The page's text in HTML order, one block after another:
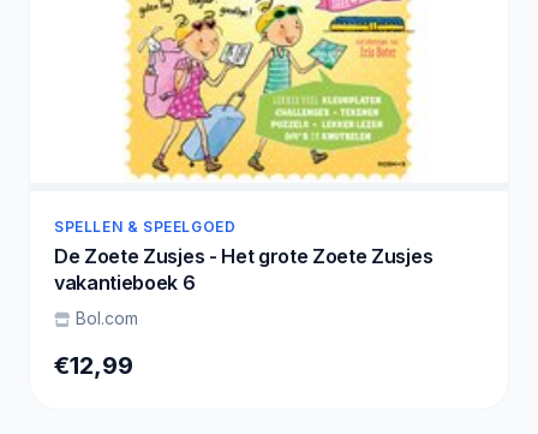
SPELLEN & SPEELGOED
De Zoete Zusjes - Het grote Zoete Zusjes
vakantieboek 6
Bol.com
€12,99